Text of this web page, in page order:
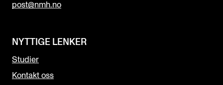
post@nmh.no
NYTTIGE LENKER
Studier
Kontakt oss